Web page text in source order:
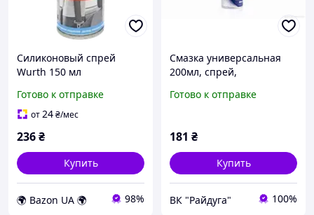
Силиконовый спрей
Wurth 150 мл
Готово к отправке
от24₴/мес
236₴
Купить
🌍 Bazon UA 🌍 98%
Смазка универсальная
200мл, спрей,
ГЕРМАНИЯ #9953, RY-
Готово к отправке
181 ₴
Купить
ВК "Райдуга" 100%